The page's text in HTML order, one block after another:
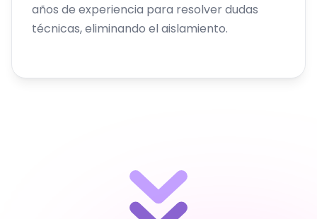
años de experiencia para resolver dudas
técnicas, eliminando el aislamiento.